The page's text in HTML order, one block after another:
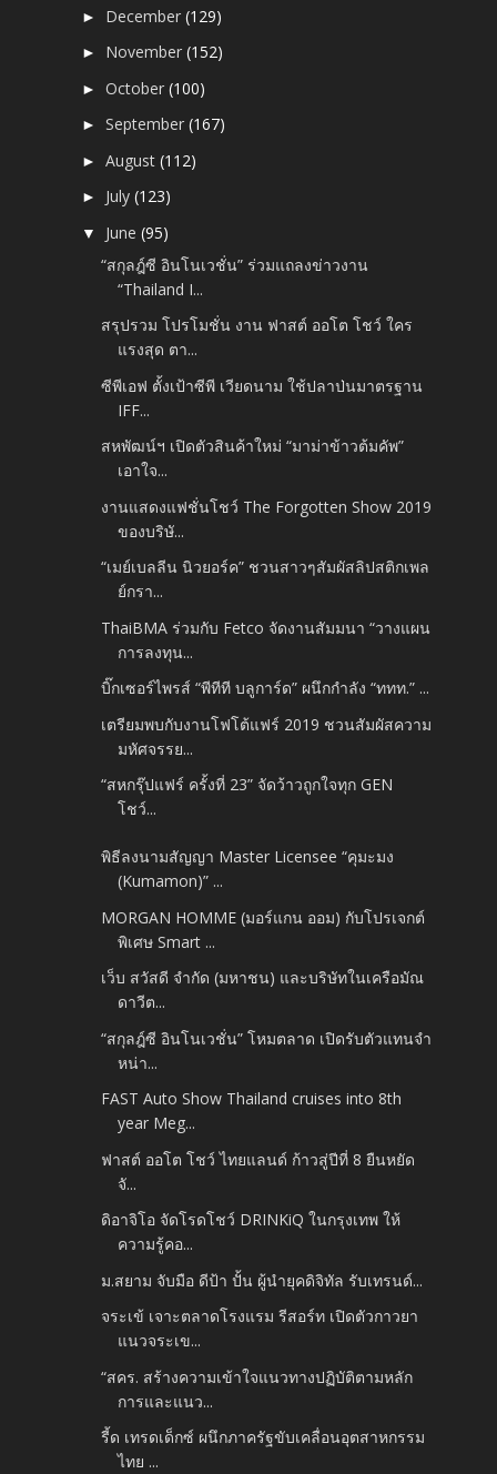
► December(129)
► November(152)
►October(100)
►September(167)
►August(112)
► July(123)
▼ June(95)
“สกุลฎ์ซี อินโนเวชั่น” ร่วมแถลงข่าวงาน
“Thailand I...
สรุปรวม โปรโมชั่น งาน ฟาสต์ ออโต โชว์ ใคร
แรงสุด ตา...
ซีพีเอฟ ตั้งเป้าซีพี เวียดนาม ใช้ปลาป่นมาตรฐาน
IFF...
สหพัฒน์ฯ เปิดตัวสินค้าใหม่ “มาม่าข้าวต้มคัพ”
เอาใจ...
งานแสดงแฟชั่นโชว์ The Forgotten Show 2019
ของบริษั...
“เมย์เบลลีน นิวยอร์ค” ชวนสาวๆสัมผัสลิปสติกเพล
ย์กรา...
ThaiBMA ร่วมกับ Fetco จัดงานสัมมนา “วางแผน
การลงทุน...
บิ๊กเซอร์ไพรส์ “พีทีที บลูการ์ด” ผนึกกำลัง “ททท.” ...
เตรียมพบกับงานโฟโต้แฟร์ 2019 ชวนสัมผัสความ
มหัศจรรย...
“สหกรุ๊ปแฟร์ ครั้งที่ 23” จัดว้าวถูกใจทุก GEN
โชว์...
พิธีลงนามสัญญา Master Licensee “คุมะมง
(Kumamon)” ...
MORGAN HOMME (มอร์แกน ออม) กับโปรเจกต์
พิเศษ Smart ...
เว็บ สวัสดี จำกัด (มหาชน) และบริษัทในเครือมัณ
ดาวีต...
“สกุลฎ์ซี อินโนเวชั่น” โหมตลาด เปิดรับตัวแทนจำ
หน่า...
FAST Auto Show Thailand cruises into 8th
year Meg...
ฟาสต์ ออโต โชว์ ไทยแลนด์ ก้าวสู่ปีที่ 8 ยืนหยัด
จั...
ดิอาจิโอ จัดโรดโชว์ DRINKiQ ในกรุงเทพ ให้
ความรู้คอ...
ม.สยาม จับมือ ดีป้า ปั้น ผู้นำยุคดิจิทัล รับเทรนด์...
จระเข้ เจาะตลาดโรงแรม รีสอร์ท เปิดตัวกาวยา
แนวจระเข...
“สคร. สร้างความเข้าใจแนวทางปฏิบัติตามหลัก
การและแนว...
รี้ด เทรดเด็กซ์ ผนึกภาครัฐขับเคลื่อนอุตสาหกรรม
ไทย ...